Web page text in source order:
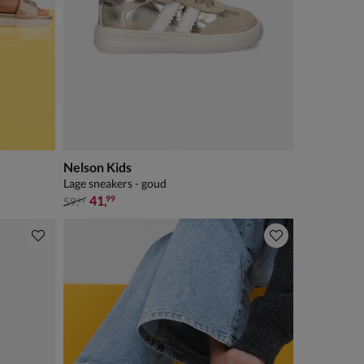
Nelson Kids
Lage sneakers - goud
van € 59,99 voor € 41,99
59,99 41,99